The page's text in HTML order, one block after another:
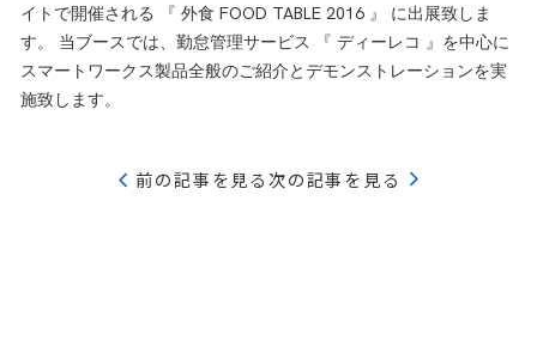
クラウド認証基盤ソリューション
オンプレミス・クラウドネットワーク整備
イトで開催される 『 外食 FOOD TABLE 2016 』 に出展致しま
す。 当ブースでは、勤怠管理サービス 『 ディーレコ 』を中心に
スマートワークス製品全般のご紹介とデモンストレーションを実
施致します。
前の記事を見る 次の記事を見る